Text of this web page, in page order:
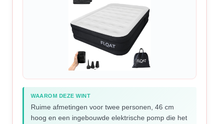
WAAROM DEZE WINT
Ruime afmetingen voor twee personen, 46 cm
hoog en een ingebouwde elektrische pomp die het